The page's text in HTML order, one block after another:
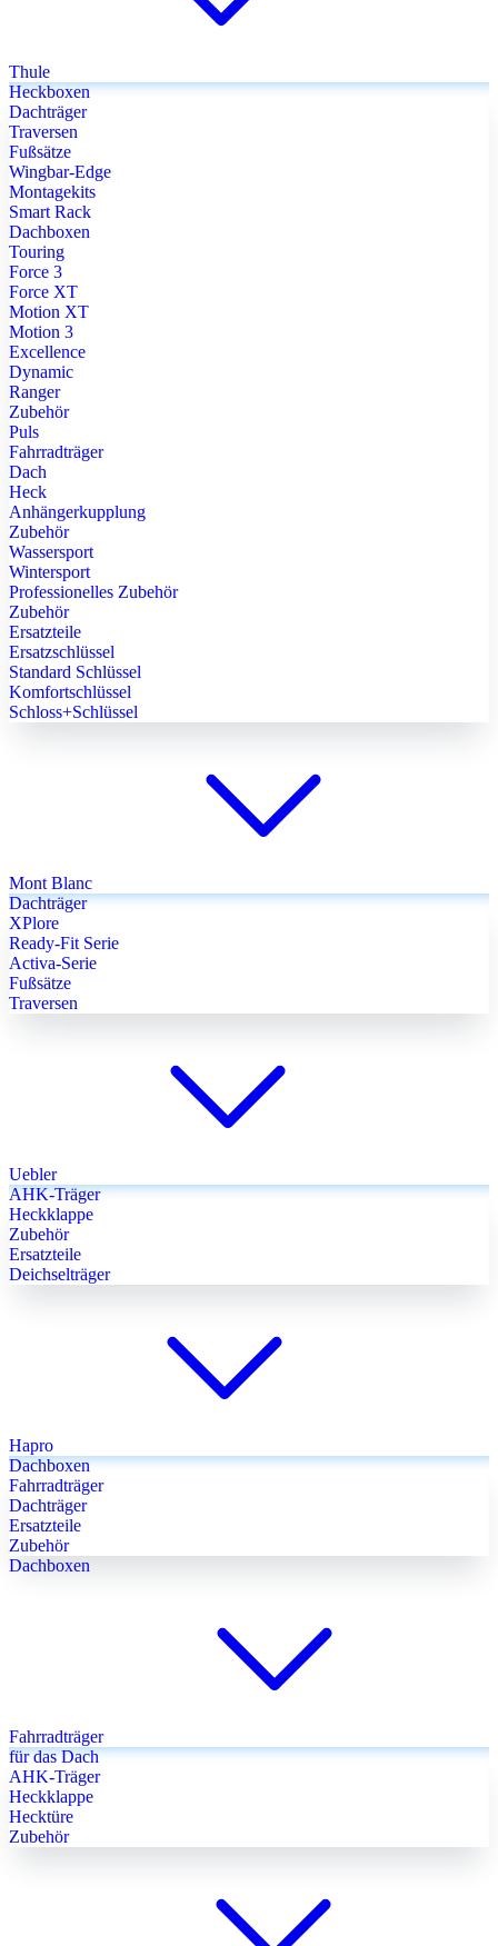
Thule
Heckboxen
Dachträger
Traversen
Fußsätze
Wingbar-Edge
Montagekits
Smart Rack
Dachboxen
Touring
Force 3
Force XT
Motion XT
Motion 3
Excellence
Dynamic
Ranger
Zubehör
Puls
Fahrradträger
Dach
Heck
Anhängerkupplung
Zubehör
Wassersport
Wintersport
Professionelles Zubehör
Zubehör
Ersatzteile
Ersatzschlüssel
Standard Schlüssel
Komfortschlüssel
Schloss+Schlüssel
Mont Blanc
Dachträger
XPlore
Ready-Fit Serie
Activa-Serie
Fußsätze
Traversen
Uebler
AHK-Träger
Heckklappe
Zubehör
Ersatzteile
Deichselträger
Hapro
Dachboxen
Fahrradträger
Dachträger
Ersatzteile
Zubehör
Dachboxen
Fahrradträger
für das Dach
AHK-Träger
Heckklappe
Hecktüre
Zubehör